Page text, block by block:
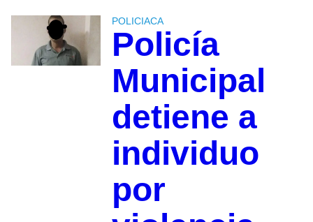
POLICIACA
Policía
Municipal
detiene a
individuo
por